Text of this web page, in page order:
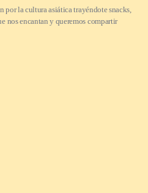
por la cultura asiática trayéndote snacks,
nos encantan y queremos compartir